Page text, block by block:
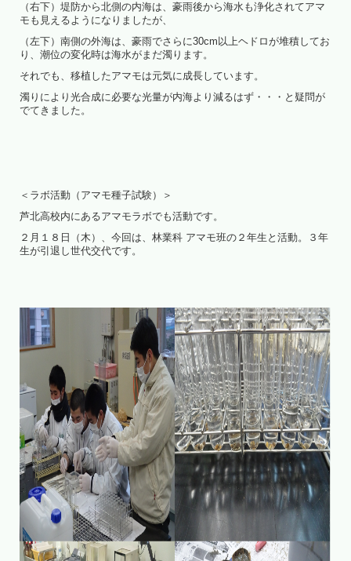
（右下）堤防から北側の内海は、豪雨後から海水も浄化されてアマ
モも見えるようになりましたが、
（左下）南側の外海は、豪雨でさらに30cm以上ヘドロが堆積してお
り、潮位の変化時は海水がまだ濁ります。
それでも、移植したアマモは元気に成長しています。
濁りにより光合成に必要な光量が内海より減るはず・・・と疑問が
でてきました。
＜ラボ活動（アマモ種子試験）＞
芦北高校内にあるアマモラボでも活動です。
２月１８日（木）、今回は、林業科 アマモ班の２年生と活動。３年
生が引退し世代交代です。